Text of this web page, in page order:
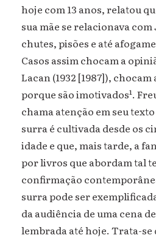
hoje com 13 anos, relatou
sua mãe se relacionava
chutes, pisões e até
Casos assim chocam a
Lacan (1932 [1987]),
porque são imotivados¹.
chama atenção em seu
surra é cultivada desde os
idade e que, mais tarde, a
por livros que abordam tal
confirmação
surra pode ser
da audiência de uma cena
lembrada até hoje. Trata-se